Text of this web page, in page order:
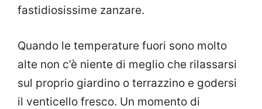
fastidiosissime zanzare.
Quando le temperature fuori sono molto
alte non c’è niente di meglio che rilassarsi
sul proprio giardino o terrazzino e godersi
il venticello fresco. Un momento di